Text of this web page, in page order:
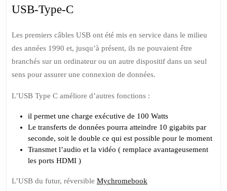
USB-Type-C
Les premiers câbles USB ont été mis en service dans le milieu
des années 1990 et, jusqu’à présent, ils ne pouvaient être
branchés sur un ordinateur ou un autre dispositif dans un seul
sens pour assurer une connexion de données.
L’USB Type C améliore d’autres fonctions :
il permet une charge exécutive de 100 Watts
Le transferts de données pourra atteindre 10 gigabits par
seconde, soit le double ce qui est possible pour le moment
Transmet l’audio et la vidéo ( remplace avantageusement
les ports HDMI )
L’USB du futur, réversible Mychromebook